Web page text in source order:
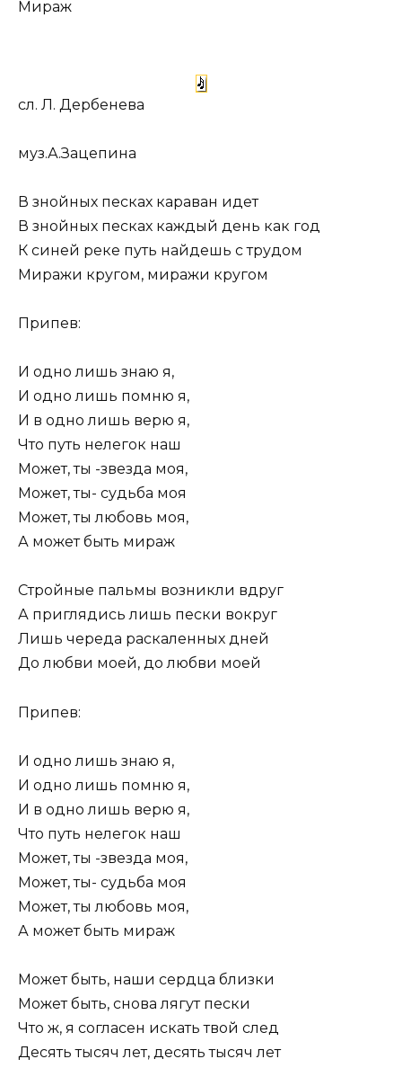
Мираж
сл. Л. Дербенева
муз.А.Зацепина
В знойных песках караван идет
В знойных песках каждый день как год
К синей реке путь найдешь с трудом
Миражи кругом, миражи кругом
Припев:
И одно лишь знаю я,
И одно лишь помню я,
И в одно лишь верю я,
Что путь нелегок наш
Может, ты -звезда моя,
Может, ты- судьба моя
Может, ты любовь моя,
А может быть мираж
Стройные пальмы возникли вдруг
А приглядись лишь пески вокруг
Лишь череда раскаленных дней
До любви моей, до любви моей
Припев:
И одно лишь знаю я,
И одно лишь помню я,
И в одно лишь верю я,
Что путь нелегок наш
Может, ты -звезда моя,
Может, ты- судьба моя
Может, ты любовь моя,
А может быть мираж
Может быть, наши сердца близки
Может быть, снова лягут пески
Что ж, я согласен искать твой след
Десять тысяч лет, десять тысяч лет